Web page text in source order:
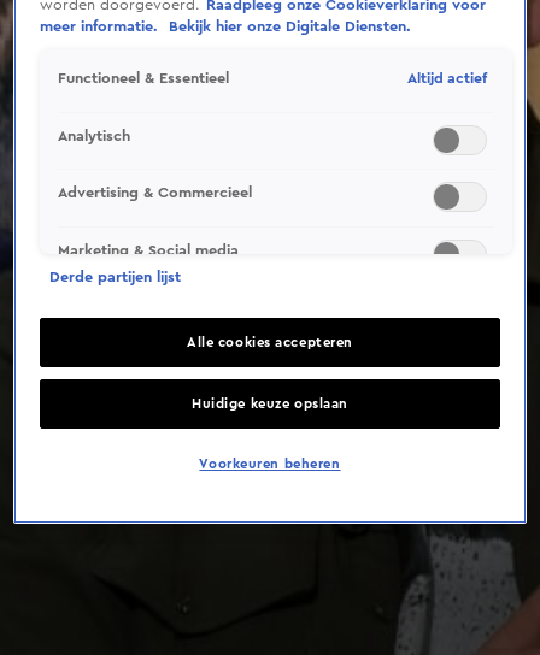
worden doorgevoerd.
Raadpleeg onze Cookieverklaring voor
meer informatie.
Bekijk hier onze Digitale Diensten.
Functioneel & Essentieel Altijd actief
Analytisch
Advertising & Commercieel
Marketing & Social media
Derde partijen lijst
Alle cookies accepteren
Huidige keuze opslaan
Voorkeuren beheren